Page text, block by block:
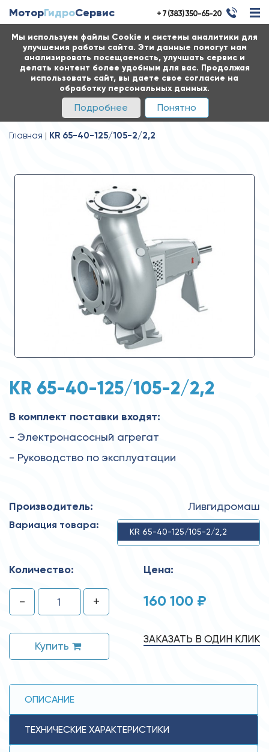
Мы используем файлы Cookie и системы аналитики для
улучшения работы сайта. Эти данные помогут нам
анализировать посещаемость, улучшать сервис и
делать контент более удобным для вас. Продолжая
использовать сайт, вы даете свое согласие на
обработку персональных данных.
Подробнее Понятно
МоторГидроСервис + 7 (383) 350-65-20
Главная KR 65-40-125/105-2/2,2
KR 65-40-125/105-2/2,2
В комплект поставки входят:
- Электронасосный агрегат
- Руководство по эксплуатации
Производитель: Ливгидромаш
Вариация товара:
KR 65-40-125/105-2/2,2
Количество:
- +
Купить
Цена:
160 100 ₽
ЗАКАЗАТЬ В ОДИН КЛИК
ОПИСАНИЕ
ТЕХНИЧЕСКИЕ ХАРАКТЕРИСТИКИ